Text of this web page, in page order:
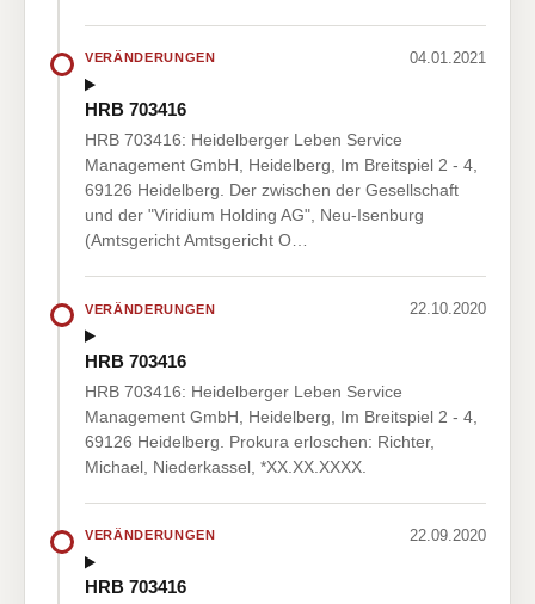
VERÄNDERUNGEN 04.01.2021
HRB 703416
HRB 703416: Heidelberger Leben Service
Management GmbH, Heidelberg, Im Breitspiel 2 - 4,
69126 Heidelberg. Der zwischen der Gesellschaft
und der "Viridium Holding AG", Neu-Isenburg
(Amtsgericht Amtsgericht O…
VERÄNDERUNGEN 22.10.2020
HRB 703416
HRB 703416: Heidelberger Leben Service
Management GmbH, Heidelberg, Im Breitspiel 2 - 4,
69126 Heidelberg. Prokura erloschen: Richter,
Michael, Niederkassel, *XX.XX.XXXX.
VERÄNDERUNGEN 22.09.2020
HRB 703416